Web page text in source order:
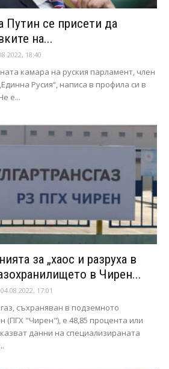
Путин се присети да
на...
18:40
камара на руския парламент, член
Русия“, написа в профила си в
е...
за „хаос и разруха в
в Чирен...
04.08.2022, 17:01
съхраняван в подземното
(ПГХ "Чирен"), е 48,85 процента или
данни на специализираната